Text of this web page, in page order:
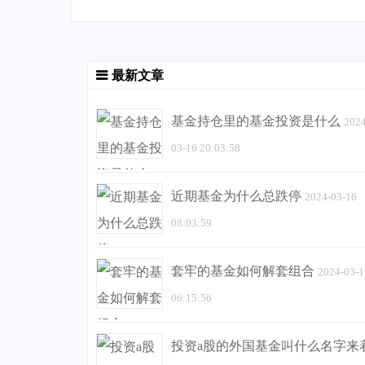
最新文章
基金持仓里的基金投资是什么
03-16 20:03:58
近期基金为什么总跌停 2024-03-16
08:03:59
套牢的基金如何解套组合 2024-03-
06:15:56
投资a股的外国基金叫什么名字来